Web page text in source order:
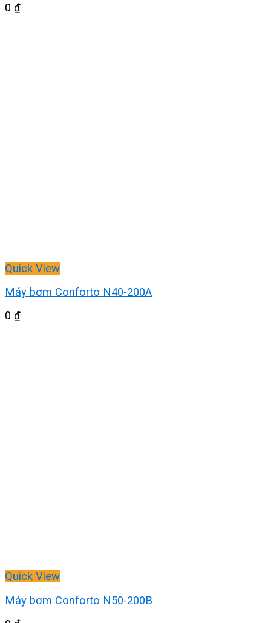
0 ₫
Quick View
Máy bơm Conforto N40-200A
0 ₫
Quick View
Máy bơm Conforto N50-200B